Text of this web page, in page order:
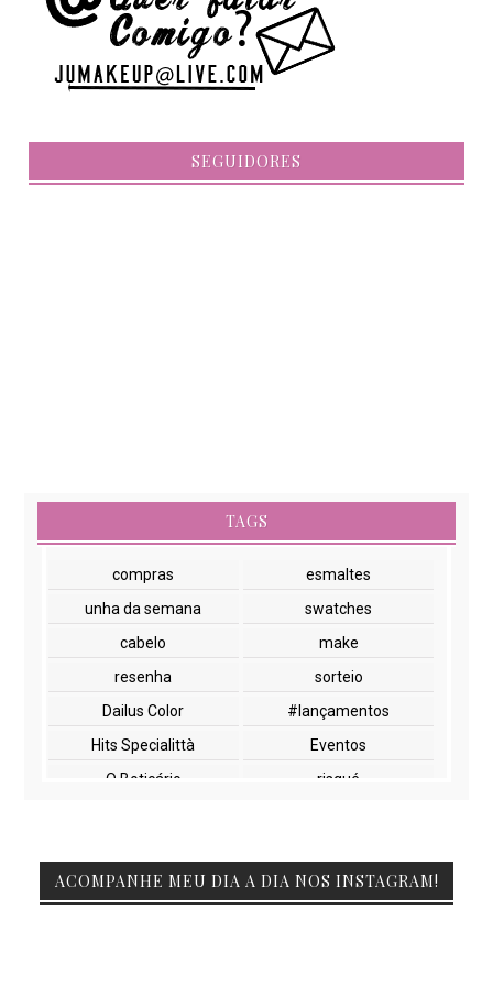
SEGUIDORES
TAGS
compras
esmaltes
unha da semana
swatches
cabelo
make
resenha
sorteio
Dailus Color
#lançamentos
Hits Specialittà
Eventos
O Boticário
risqué
Beauty Fair
Embelleze
ACOMPANHE MEU DIA A DIA NOS INSTAGRAM!